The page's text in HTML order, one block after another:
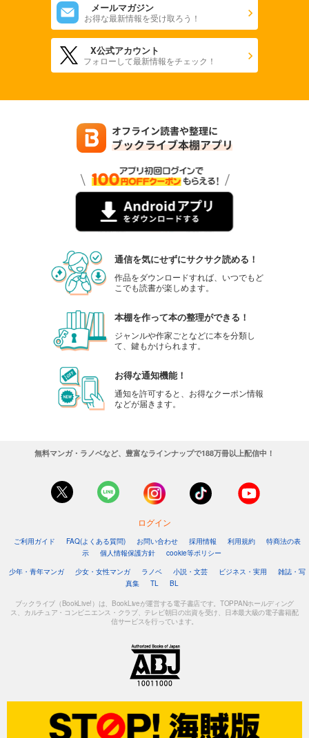
メールマガジン
お得な最新情報を受け取ろう！
X公式アカウント
フォローして最新情報をチェック！
通信を気にせずにサクサク読める！
作品をダウンロードすれば、いつでもど
こでも読書が楽しめます。
本棚を作って本の整理ができる！
ジャンルや作家ごとなどに本を分類し
て、鍵もかけられます。
お得な通知機能！
通知を許可すると、お得なクーポン情報
などが届きます。
無料マンガ・ラノベなど、豊富なラインナップで188万冊以上配信中！
ログイン
ご利用ガイド FAQ(よくある質問) お問い合わせ 採用情報 利用規約
特商法の表
示
個人情報保護方針
cookie等ポリシー
少年・青年マンガ
少女・女性マンガ ラノベ 小説・文芸 ビジネス・実用
雑誌・写
真集
TL BL
ブックライブ（BookLive!）は、BookLiveが運営する電子書店です。TOPPANホールディング
ス、カルチュア・コンビニエンス・クラブ、テレビ朝日の出資を受け、日本最大級の電子書籍配
信サービスを行っています。